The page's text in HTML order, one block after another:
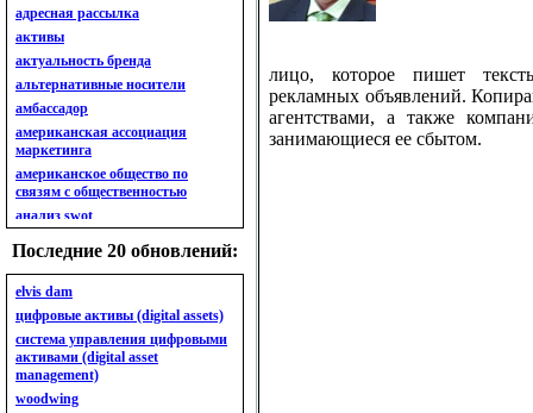
адресная рассылка
активы
актуальность бренда
альтернативные носители
амбассадор
американская ассоциация
маркетинга
американское общество по
связям с общественностью
анализ swot
анализ бизнес-портфеля
анализ имиджа
анализ кластерный
анализ конкурентов
анализ кросс-культурных
особенностей
анализ мак кинси «7s»
Последние 20 обновлений:
elvis dam
цифровые активы (digital assets)
система управления цифровыми
активами (digital asset
management)
woodwing
лицо, которое пишет
рекламных объявлений.
агентствами, а также
занимающиеся ее сбытом.